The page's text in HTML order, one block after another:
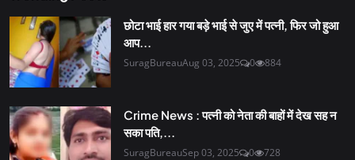
छोटा भाई हार गया बड़े भाई से जुए में पत्नी, फिर जो हुआ
आप...
SuragBureauAug 03, 2025 0 884
Crime News : पत्नी को नेता की बाहों में देख सह न
सका पति,...
SuragBureauSep 03, 2025 0 728